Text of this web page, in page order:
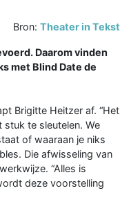
Bron:Theater in Tekst
Daarom vinden
met Blind Date de
Brigitte Heitzer af. “Het
stuk te sleutelen. We
of waaraan je niks
Die afwisseling van
“Alles is
deze voorstelling